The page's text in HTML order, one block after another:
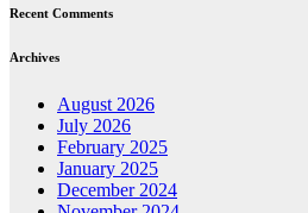
Recent Comments
Archives
August 2026
July 2026
February 2025
January 2025
December 2024